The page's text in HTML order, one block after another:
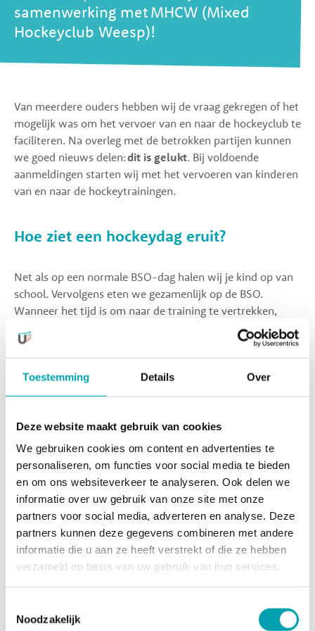
Toestemming Details Over
Deze website maakt gebruik van cookies
We gebruiken cookies om content en advertenties te
personaliseren, om functies voor social media te bieden
en om ons websiteverkeer te analyseren. Ook delen we
informatie over uw gebruik van onze site met onze
partners voor social media, adverteren en analyse. Deze
partners kunnen deze gegevens combineren met andere
informatie die u aan ze heeft verstrekt of die ze hebben
verzameld op basis van uw gebruik van hun services.
Noodzakelijk
samenwerking met MHCW (Mixed
Hockeyclub Weesp)!
Van meerdere ouders hebben wij de vraag gekregen of het
mogelijk was om het vervoer van en naar de hockeyclub te
faciliteren. Na overleg met de betrokken partijen kunnen
we goed nieuws delen:dit is gelukt. Bij voldoende
aanmeldingen starten wij met het vervoeren van kinderen
van en naar de hockeytrainingen.
Hoe ziet een hockeydag eruit?
Net als op een normale BSO-dag halen wij je kind op van
school. Vervolgens eten we gezamenlijk op de BSO.
Wanneer het tijd is om naar de training te vertrekken,
brengen wij de kinderen met de BSO-bus (STINT) of met
de fiets naar MHCW. We hebben maar een beperkt aantal
plekken in de BSO-bus (STINT), daarom gaat de voorkeur
ook uit naar fietsen. Dit is natuurlijk wel onder begeleiding
van onze professional. Tijdens de training blijft een van
van de training brengen wij de kinderen weer terug naar
de BSO.
Om gebruik te kunnen maken van deze
service, gelden de volgende
voorwaarden:
Je kind staat op woensdag en/of vrijdag ingeschreven
bij Unikidz
Je kind zit op Het Weesperrijk of de Jozefschool
Je schrijft je kind zelf in bij MHCW (de kosten voor
het lidmaatschap zijn voor eigen rekening)